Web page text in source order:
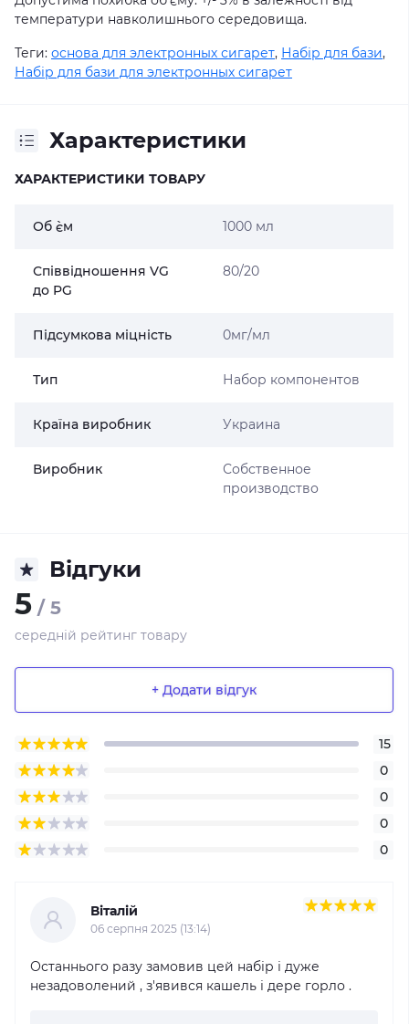
температури навколишнього середовища.
Теги: основа для электронных сигарет, Набір для бази,
Набір для бази для электронных сигарет
Характеристики
ХАРАКТЕРИСТИКИ ТОВАРУ
Об `єм 1000 мл
Співвідношення VG
до PG
80/20
Підсумкова міцність 0мг/мл
Тип Набор компонентов
Країна виробник Украина
Виробник
Собственное
производство
Відгуки
5 / 5
середній рейтинг товару
+ Додати відгук
15
0
0
0
0
Віталій
06 серпня 2025 (13:14)
Останнього разу замовив цей набір і дуже
незадоволений , з'явився кашель і дере горло .